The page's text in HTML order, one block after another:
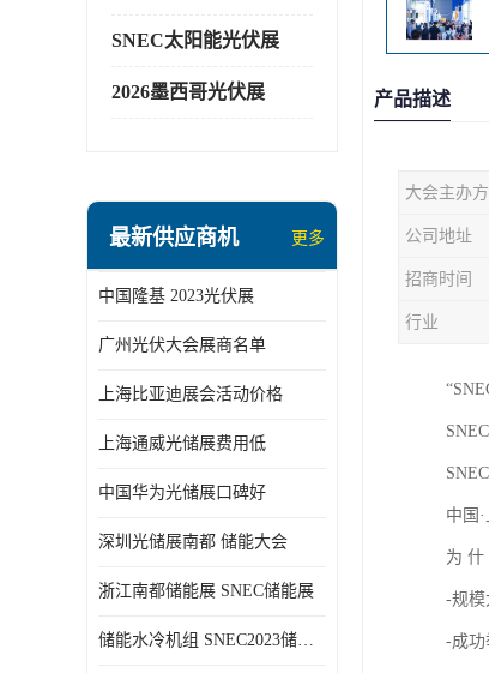
SNEC太阳能光伏展
2026墨西哥光伏展
最新供应商机 更多
中国隆基 2023光伏展
广州光伏大会展商名单
上海比亚迪展会活动价格
上海通威光储展费用低
中国华为光储展口碑好
深圳光储展南都 储能大会
浙江南都储能展 SNEC储能展
储能水冷机组 SNEC2023储能展
产品描述
大会主办方
公司地址
招商时间
行业
中国
为 什
-规模
-成功